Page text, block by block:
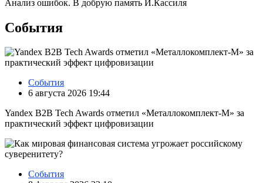
Анализ ошибок. В добрую память И.Кассиля
События
События
6 августа 2026 19:44
Yandex B2B Tech Awards отметил «Металлокомплект-М» за
практический эффект цифровизации
События